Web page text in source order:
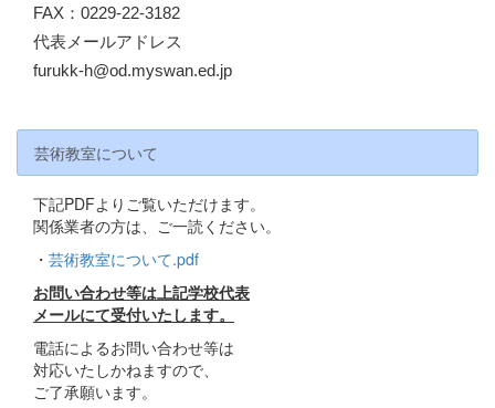
FAX：0229-22-3182
代表メールアドレス
furukk-h@od.myswan.ed.jp
芸術教室について
下記PDFよりご覧いただけます。
関係業者の方は、ご一読ください。
・ 芸術教室について.pdf
お問い合わせ等は上記学校代表
メールにて受付いたします。
電話によるお問い合わせ等は
対応いたしかねますので、
ご了承願います。